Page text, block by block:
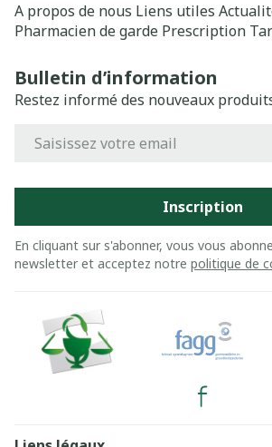
A propos de nous Liens utiles
Pharmacien de garde Prescription
Bulletin d’information
Restez informé des nouveaux
Inscription
En cliquant sur s'abonner, vous vous
newsletter et acceptez notre politique de